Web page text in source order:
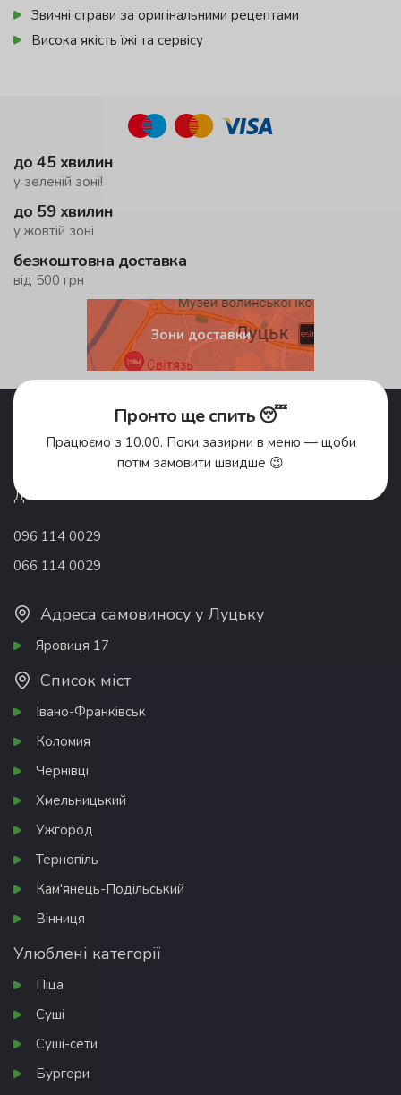
Звичні страви за оригінальними рецептами
Висока якість їжі та сервісу
до 45 хвилин
у зеленій зоні!
до 59 хвилин
у жовтій зоні
безкоштовна доставка
від 500 грн
Зони доставки
Pronto Club
Доставка їжі
Про компанію
Франшиза
Контакти
Донати
096 114 0029
066 114 0029
Адреса самовиносу у Луцьку
Яровиця 17
Список міст
Івано-Франківськ
Коломия
Чернівці
Хмельницький
Ужгород
Тернопіль
Кам'янець-Подільський
Вінниця
Улюблені категорії
Піца
Суші
Суші-сети
Бургери
Пронто ще спить 😴
Працюємо з 10.00. Поки зазирни в меню — щоби
потім замовити швидше 😉